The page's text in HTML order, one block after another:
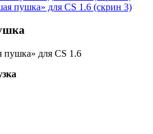
для CS 1.6